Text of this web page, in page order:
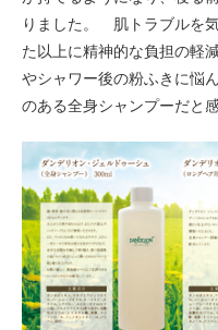
りました。 肌トラブルを
た以上に精神的な負担の軽
やシャワー後の粉ふきに悩
のある全身シャンプーだと